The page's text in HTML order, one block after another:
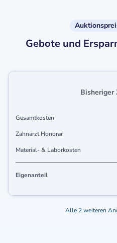
Gebote und
Bisheriger
Gesamtkosten
Zahnarzt Honorar
Material- & Laborkosten
Eigenanteil
Alle 2 weiteren